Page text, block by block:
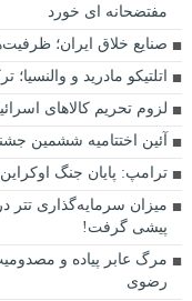
مفتضحانه ای خورد
صنایع خلاق ایران؛
اتلتیکو مادرید و
لزوم تحریم کالاهای
آئین اختتامیه ششمین
ترامپ: پایان جنگ
میزان سرمایه‌گذاری تتر
پیشی گرفت!
رضوی